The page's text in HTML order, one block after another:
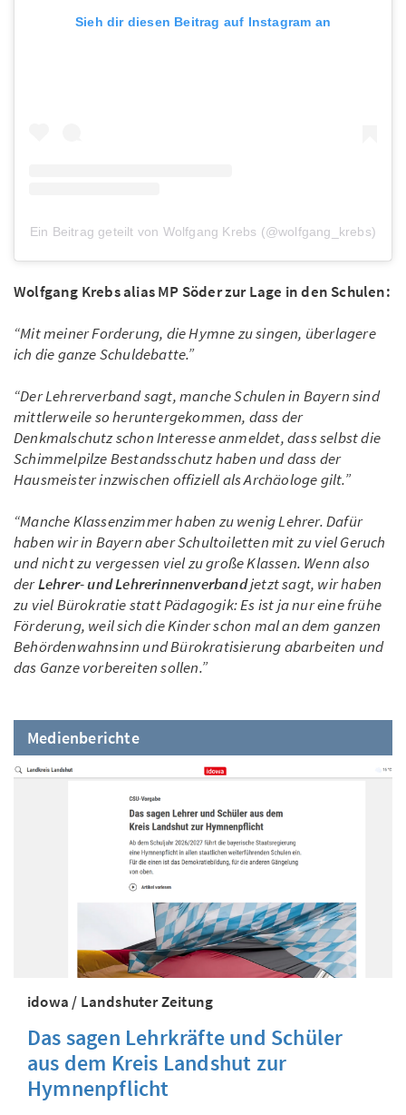
Sieh dir diesen Beitrag auf Instagram an
Ein Beitrag geteilt von Wolfgang Krebs (@wolfgang_krebs)
Wolfgang Krebs alias MP Söder zur Lage in den Schulen:
“Mit meiner Forderung, die Hymne zu singen, überlagere
ich die ganze Schuldebatte.”
“Der Lehrerverband sagt, manche Schulen in Bayern sind
mittlerweile so heruntergekommen, dass der
Denkmalschutz schon Interesse anmeldet, dass selbst die
Schimmelpilze Bestandsschutz haben und dass der
Hausmeister inzwischen offiziell als Archäologe gilt.”
“Manche Klassenzimmer haben zu wenig Lehrer. Dafür
haben wir in Bayern aber Schultoiletten mit zu viel Geruch
und nicht zu vergessen viel zu große Klassen. Wenn also
derLehrer- und Lehrerinnenverbandjetzt sagt, wir haben
zu viel Bürokratie statt Pädagogik: Es ist ja nur eine frühe
Förderung, weil sich die Kinder schon mal an dem ganzen
Behördenwahnsinn und Bürokratisierung abarbeiten und
das Ganze vorbereiten sollen.”
Medienberichte
idowa / Landshuter Zeitung
Das sagen Lehrkräfte und Schüler
aus dem Kreis Landshut zur
Hymnenpflicht